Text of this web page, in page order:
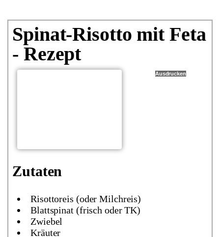
Spinat-Risotto mit Feta
- Rezept
Ausdrucken
Zutaten
Risottoreis (oder Milchreis)
Blattspinat (frisch oder TK)
Zwiebel
Kräuter